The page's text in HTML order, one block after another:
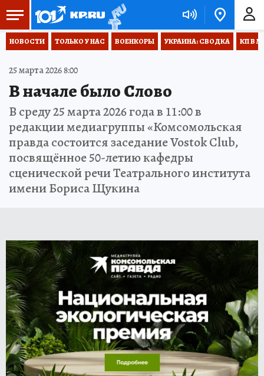
НОВОСТИ ТОЛЬКО У НАС ВОЕНКОРЫ УКРАИНА: СВОДКА КП В
25 марта 2026 8:00
В начале было Слово
В среду 25 марта 2026 года в 11:00 в
редакции медиагруппы «Комсомольская
правда состоится заседание Vostok Club,
посвящённое 50-летию кафедры
сценической речи Театрального института
имени Бориса Щукина